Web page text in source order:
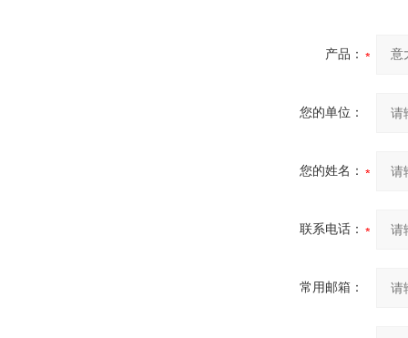
产品：
您的单位：
您的姓名：
联系电话：
常用邮箱：